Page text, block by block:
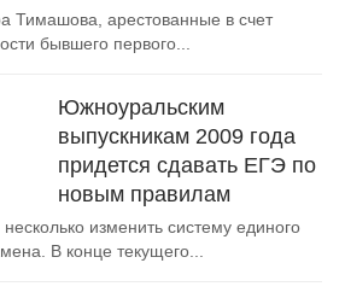
Тимашова, арестованные в счет
бывшего первого...
Южноуральским
выпускникам 2009 года
придется сдавать ЕГЭ по
новым правилам
изменить систему единого
В конце текущего...